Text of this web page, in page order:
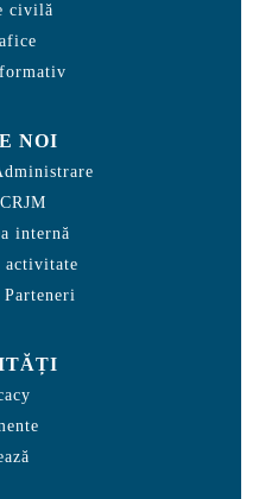
civilă
NOI
internă
activitate